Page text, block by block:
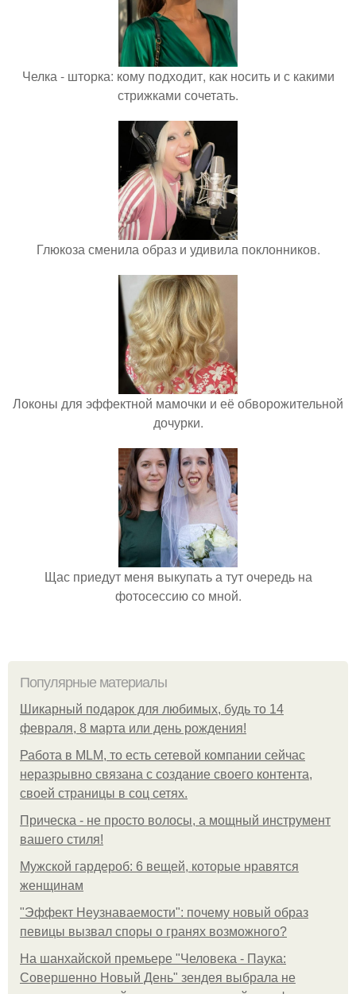
Челка - шторка: кому подходит, как носить и с какими
стрижками сочетать.
Глюкоза сменила образ и удивила поклонников.
Локоны для эффектной мамочки и её обворожительной
дочурки.
Щас приедут меня выкупать а тут очередь на
фотосессию со мной.
Популярные материалы
Шикарный подарок для любимых, будь то 14
февраля, 8 марта или день рождения!
Работа в MLM, то есть сетевой компании сейчас
неразрывно связана с создание своего контента,
своей страницы в соц сетях.
Прическа - не просто волосы, а мощный инструмент
вашего стиля!
Мужской гардероб: 6 вещей, которые нравятся
женщинам
"Эффект Неузнаваемости": почему новый образ
певицы вызвал споры о гранях возможного?
На шанхайской премьере "Человека - Паука:
Совершенно Новый День" зендея выбрала не